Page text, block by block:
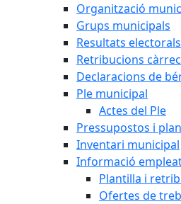
Organització
Grups municipals
Resultats electorals
Retribucions
Declaracions de
Ple municipal
Actes del Ple
Pressupostos i
Inventari municipal
Informació
Plantilla i
Ofertes de